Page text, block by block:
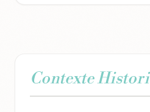
Contexte